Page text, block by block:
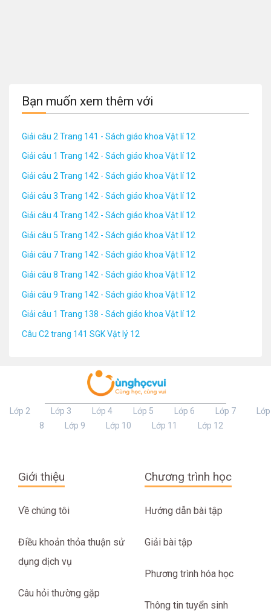
Bạn muốn xem thêm với
Giải câu 2 Trang 141 - Sách giáo khoa Vật lí 12
Giải câu 1 Trang 142 - Sách giáo khoa Vật lí 12
Giải câu 2 Trang 142 - Sách giáo khoa Vật lí 12
Giải câu 3 Trang 142 - Sách giáo khoa Vật lí 12
Giải câu 4 Trang 142 - Sách giáo khoa Vật lí 12
Giải câu 5 Trang 142 - Sách giáo khoa Vật lí 12
Giải câu 7 Trang 142 - Sách giáo khoa Vật lí 12
Giải câu 8 Trang 142 - Sách giáo khoa Vật lí 12
Giải câu 9 Trang 142 - Sách giáo khoa Vật lí 12
Giải câu 1 Trang 138 - Sách giáo khoa Vật lí 12
Câu C2 trang 141 SGK Vật lý 12
Lớp 2 Lớp 3 Lớp 4 Lớp 5 Lớp 6 Lớp 7
Lớp
8
Lớp 9 Lớp 10 Lớp 11 Lớp 12
Giới thiệu
Về chúng tôi
Điều khoản thỏa thuận sử
dụng dịch vụ
Câu hỏi thường gặp
Chương trình học
Hướng dẫn bài tập
Giải bài tập
Phương trình hóa học
Thông tin tuyển sinh